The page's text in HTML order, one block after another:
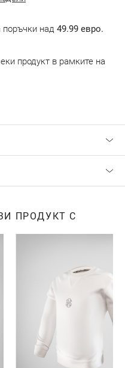
поръчки над 49.99 евро.
продукт в рамките на
ПРОДУКТ С